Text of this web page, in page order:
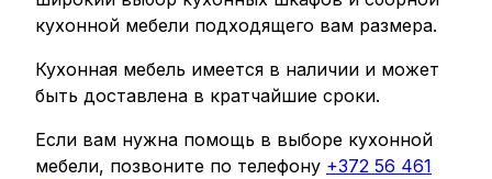
кухонной мебели подходящего вам размера.
Кухонная мебель имеется в наличии и может
быть доставлена ​​в кратчайшие сроки.
Если вам нужна помощь в выборе кухонной
мебели, позвоните по телефону +372 56 461